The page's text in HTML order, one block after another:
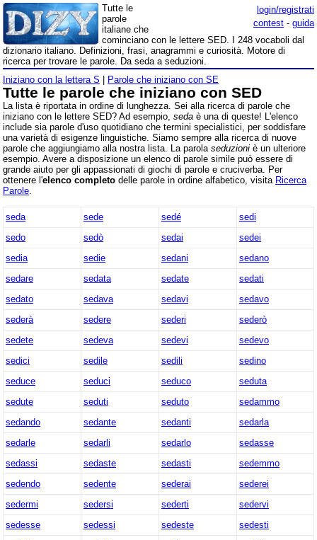
login/registrati
contest - guida
Tutte le
parole
italiane che
cominciano con le lettere SED. I 248 vocaboli dal
dizionario italiano. Definizioni, frasi, anagrammi e curiosità. Motore di
ricerca per trovare le parole. Da seda a seduzioni.
Iniziano con la lettera S | Parole che iniziano con SE
Tutte le parole che iniziano con SED
La lista è riportata in ordine di lunghezza. Sei alla ricerca di parole che
iniziano con le lettere SED? Ad esempio, seda è una di queste! L'elenco
include sia parole d'uso quotidiano che termini specialistici, per soddisfare
una varietà di esigenze linguistiche. Siamo sempre alla ricerca di nuove
parole che aggiungiamo alla nostra lista. La parola seduzioni è un ulteriore
esempio. Avere a disposizione un elenco di parole simile può essere di
grande aiuto per gli appassionati di giochi di parole e cruciverba. Per
ottenere l'elenco completo delle parole in ordine alfabetico, visita Ricerca
Parole
seda sede sedé
sedi
sedo
sedò sedai
sedei
sedia
sedie sedani
sedano
sedare
sedata sedate
sedati
sedato
sedava sedavi
sedavo
sederà
sedere sederi
sederò
sedete
sedeva sedevi
sedevo
sedici
sedile sedili
sedino
seduce
seduci seduco
seduta
sedute
seduti seduto
sedammo
sedando
sedante sedanti
sedarla
sedarle
sedarli sedarlo
sedasse
sedassi
sedaste sedasti
sedemmo
sedendo
sedente sederai
sederei
sedermi
sedersi sederti
sedervi
sedesse
sedessi sedeste
sedesti